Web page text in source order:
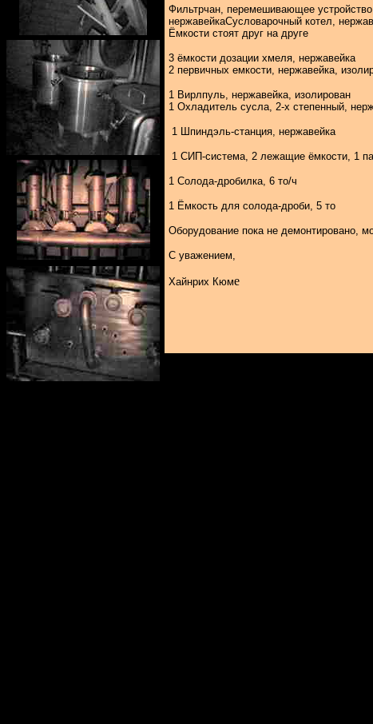
Фильтрчан, перемешивающее
нержавейкаСусловарочный котел,
Ёмкости стоят друг на друге
3 ёмкости дозации хмеля, нержавейка
2 первичных емкости, нержавейка,
1 Вирлпуль, нержавейка, изолирован
1 Охладитель сусла, 2-х степенный,
1 Шпиндэль-станция, нержавейка
1 СИП-система, 2 лежащие ёмкости, 1
1 Солода-дробилка, 6 то/ч
1 Ёмкость для солода-дроби, 5 то
Оборудование пока не демонтировано,
С уважением,
Хайнрих Кюме